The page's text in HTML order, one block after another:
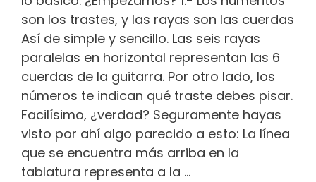
son los trastes, y las rayas son las cuerdas
Así de simple y sencillo. Las seis rayas
paralelas en horizontal representan las 6
cuerdas de la guitarra. Por otro lado, los
números te indican qué traste debes pisar.
Facilísimo, ¿verdad? Seguramente hayas
visto por ahí algo parecido a esto: La línea
que se encuentra más arriba en la
tablatura representa a la …